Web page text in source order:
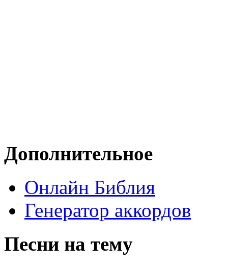
Дополнительное
Онлайн Библия
Генератор аккордов
Песни на тему